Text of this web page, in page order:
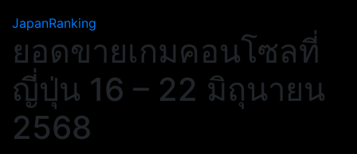
JapanRanking
ยอดขายเกมคอนโซลที่
ญี่ปุ่น 16 – 22 มิถุนายน
2568